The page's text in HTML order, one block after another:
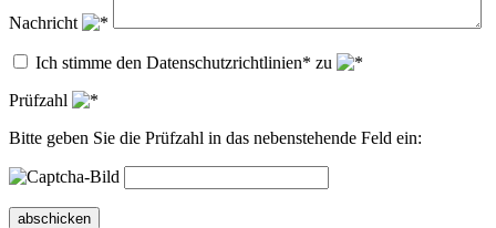
Nachricht
Ich stimme den Datenschutzrichtlinien* zu
Prüfzahl
Bitte geben Sie die Prüfzahl in das nebenstehende Feld ein:
abschicken